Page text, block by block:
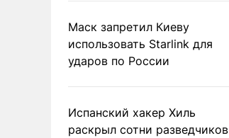
Маск запретил Киеву
использовать Starlink для
ударов по России
Испанский хакер Хиль
раскрыл сотни разведчиков